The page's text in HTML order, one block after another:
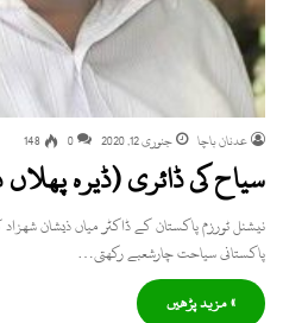
عدنان باچا جنوری 12, 2020 0
148
سیاح کی ڈائری (ڈیرہ
نیشنل ٹورزم پاکستان کے ڈاکٹر میاں ذیشان
پاکستانی سیاحت چارشعبے رکھتی…
» مزید پڑھیں